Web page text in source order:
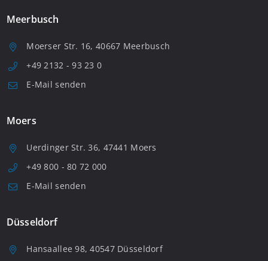
Meerbusch
Moerser Str. 16, 40667 Meerbusch
+49 2132 - 93 23 0
E-Mail senden
Moers
Uerdinger Str. 36, 47441 Moers
+49 800 - 80 72 000
E-Mail senden
Düsseldorf
Hansaallee 98, 40547 Düsseldorf